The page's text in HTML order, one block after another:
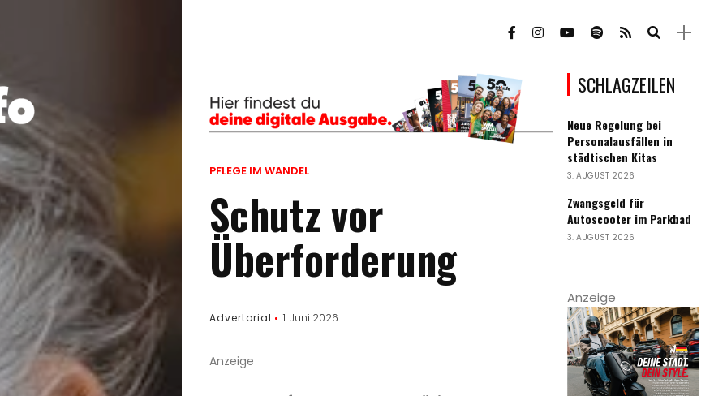
PFLEGE IM WANDEL
Schutz vor
Überforderung
Advertorial 1. Juni 2026
Anzeige
SCHLAGZEILEN
Neue Regelung bei
Personalausfällen in
städtischen Kitas
3. AUGUST 2026
Zwangsgeld für
Autoscooter im Parkbad
3. AUGUST 2026
Anzeige